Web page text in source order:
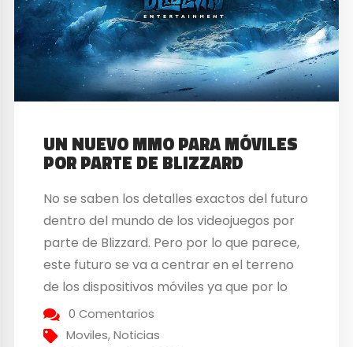
UN NUEVO MMO PARA MÓVILES
POR PARTE DE BLIZZARD
No se saben los detalles exactos del futuro
dentro del mundo de los videojuegos por
parte de Blizzard. Pero por lo que parece,
este futuro se va a centrar en el terreno
de los dispositivos móviles ya que por lo
que parece se va a dedicar bastante
tiempo en esta zona. Aunque la oferta no...
0 Comentarios
Moviles,Noticias